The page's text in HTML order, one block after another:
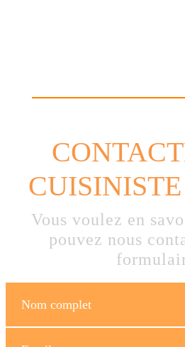
Vous voulez en
pouvez nous